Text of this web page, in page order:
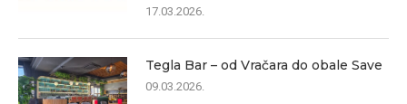
17.03.2026.
Tegla Bar – od Vračara do obale Save
09.03.2026.